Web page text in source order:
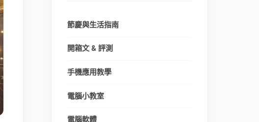
節慶與生活指南
開箱文 & 評測
手機應用教學
電腦小教室
電腦軟體